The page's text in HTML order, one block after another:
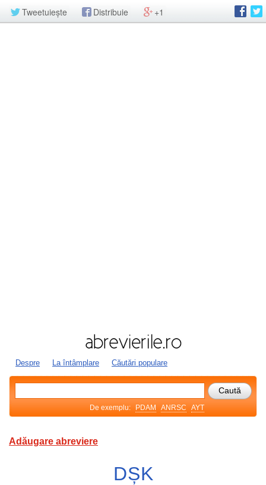
Tweetuiește Distribuie +1
Despre La întâmplare Căutări populare
De exemplu: PDAM ANRSC AYT
Adăugare abreviere
DȘK